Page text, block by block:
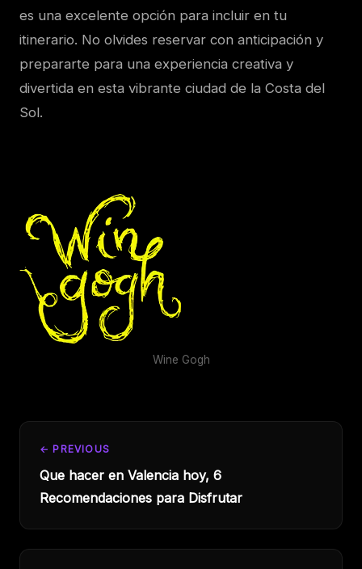
es una excelente opción para incluir en tu
itinerario. No olvides reservar con anticipación y
prepararte para una experiencia creativa y
divertida en esta vibrante ciudad de la Costa del
Sol.
Wine Gogh
← PREVIOUS
Que hacer en Valencia hoy, 6
Recomendaciones para Disfrutar